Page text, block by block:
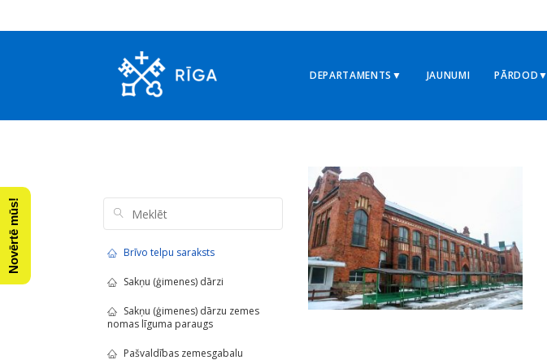
DEPARTAMENTS▼ JAUNUMI PĀRDOD▼
Brīvo telpu saraksts
Sakņu (ģimenes) dārzi
Sakņu (ģimenes) dārzu zemes
nomas līguma paraugs
Pašvaldības zemesgabalu
Novērtē mūs!